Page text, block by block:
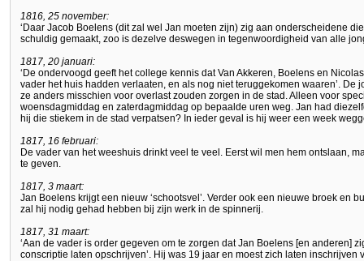
1816, 25 november:
‘Daar Jacob Boelens (dit zal wel Jan moeten zijn) zig aan onderscheidene
schuldig gemaakt, zoo is dezelve deswegen in tegenwoordigheid van alle
1817, 20 januari:
‘De ondervoogd geeft het college kennis dat Van Akkeren, Boelens en
vader het huis hadden verlaaten, en als nog niet teruggekomen waaren’. De
ze anders misschien voor overlast zouden zorgen in de stad. Alleen voor
woensdagmiddag en zaterdagmiddag op bepaalde uren weg. Jan had
hij die stiekem in de stad verpatsen? In ieder geval is hij weer een week
1817, 16 februari:
De vader van het weeshuis drinkt veel te veel. Eerst wil men hem ontslaan,
te geven.
1817, 3 maart:
Jan Boelens krijgt een nieuw ‘schootsvel’. Verder ook een nieuwe broek en
zal hij nodig gehad hebben bij zijn werk in de spinnerij.
1817, 31 maart:
‘Aan de vader is order gegeven om te zorgen dat Jan Boelens [en anderen]
conscriptie laten opschrijven’. Hij was 19 jaar en moest zich laten inschrijven